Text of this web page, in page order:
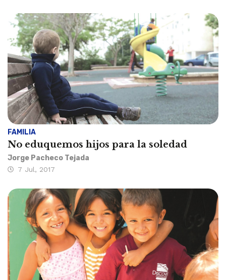
FAMILIA
No eduquemos hijos para la soledad
Jorge Pacheco Tejada
7 Jul, 2017